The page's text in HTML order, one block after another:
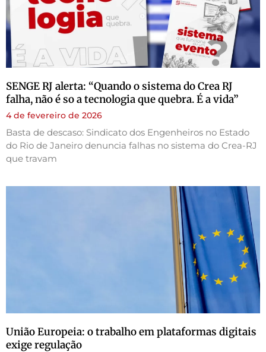
SENGE RJ alerta: “Quando o sistema do Crea RJ
falha, não é so a tecnologia que quebra. É a vida”
4 de fevereiro de 2026
Basta de descaso: Sindicato dos Engenheiros no Estado
do Rio de Janeiro denuncia falhas no sistema do Crea-RJ
que travam
União Europeia: o trabalho em plataformas digitais
exige regulação